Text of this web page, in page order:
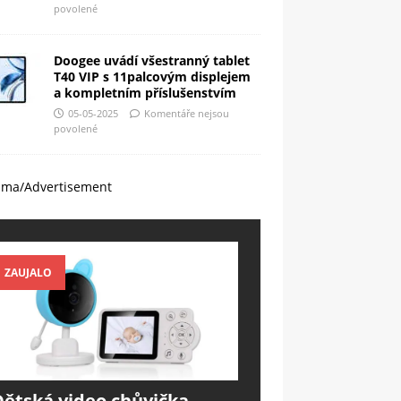
povolené
Doogee uvádí všestranný tablet
T40 VIP s 11palcovým displejem
a kompletním příslušenstvím
05-05-2025
Komentáře nejsou
povolené
Advertisement
ZAUJALO